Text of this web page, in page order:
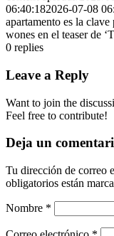
06:40:182026-07-08
apartamento es la
wones en el teaser de
0 replies
Leave a Reply
Want to join the
Feel free to contribute!
Deja un
Tu dirección de correo
obligatorios están
Nombre *